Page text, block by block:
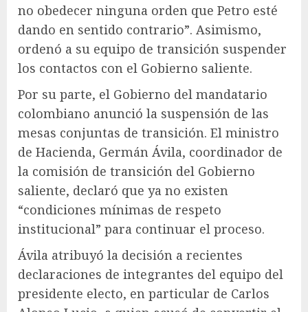
no obedecer ninguna orden que Petro esté
dando en sentido contrario”. Asimismo,
ordenó a su equipo de transición suspender
los contactos con el Gobierno saliente.
Por su parte, el Gobierno del mandatario
colombiano anunció la suspensión de las
mesas conjuntas de transición. El ministro
de Hacienda, Germán Ávila, coordinador de
la comisión de transición del Gobierno
saliente, declaró que ya no existen
“condiciones mínimas de respeto
institucional” para continuar el proceso.
Ávila atribuyó la decisión a recientes
declaraciones de integrantes del equipo del
presidente electo, en particular de Carlos